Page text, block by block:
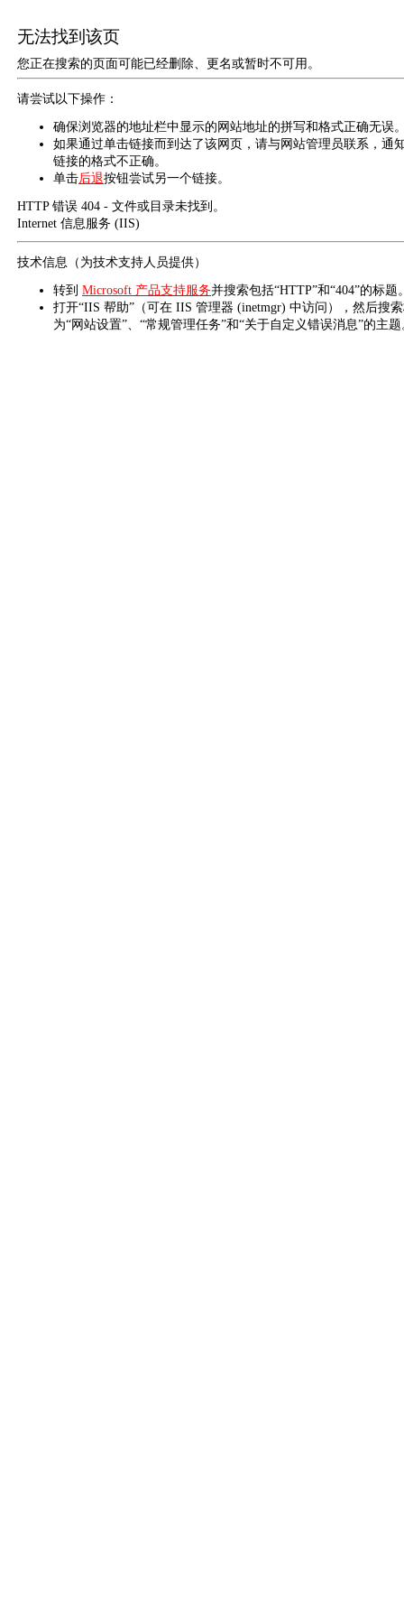
无法找到该页
您正在搜索的页面可能已经删除、更名或暂时不可用。
请尝试以下操作：
确保浏览器的地址栏中显示的网站地址的拼写和格式正确无误
如果通过单击链接而到达了该网页，请与网站管理员联系，通
链接的格式不正确。
单击后退按钮尝试另一个链接。
HTTP 错误 404 - 文件或目录未找到。
Internet 信息服务 (IIS)
技术信息（为技术支持人员提供）
转到 Microsoft 产品支持服务并搜索包括“HTTP”和“404”的标题
打开“IIS 帮助”（可在 IIS 管理器 (inetmgr) 中访问），然后搜
为“网站设置”、“常规管理任务”和“关于自定义错误消息”的主题